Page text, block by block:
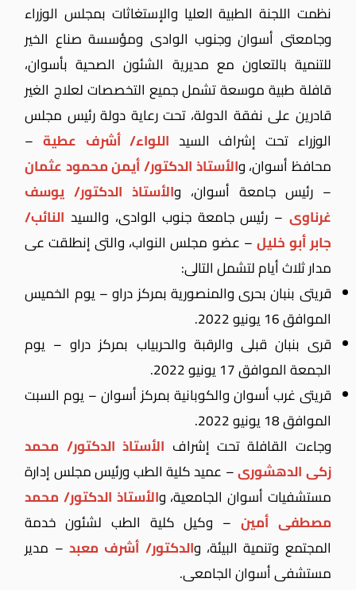
نظمت اللجنة الطبية العليا والإستغاثات بمجلس الوزراء
وجامعتى أسوان وجنوب الوادى ومؤسسة صناع الخير
للتنمية بالتعاون مع مديرية الشئون الصحية بأسوان،
قافلة طبية موسعة تشمل جميع التخصصات لعلاج الغير
قادرين على نفقة الدولة، تحت رعاية دولة رئيس مجلس
الوزراء تحت إشراف السيد اللواء/ أشرف عطية–
محافظ أسوان، والأستاذ الدكتور/ أيمن محمود عثمان
– رئيس جامعة أسوان، والأستاذ الدكتور/ يوسف
غرناوى – رئيس جامعة جنوب الوادى، والسيد النائب/
جابر أبو خليل– عضو مجلس النواب، والتى إنطلقت عى
مدار ثلاث أيام لتشمل التالى:
قريتى بنبان بحرى والمنصورية بمركز دراو – يوم الخميس
الموافق 16 يونيو 2022.
قرى بنبان قبلى والرقبة والحربياب بمركز دراو – يوم
الجمعة الموافق 17 يونيو 2022.
قريتى غرب أسوان والكوبانية بمركز أسوان – يوم السبت
الموافق 18 يونيو 2022.
وجاءت القافلة تحت إشراف الأستاذ الدكتور/ محمد
زكى الدهشورى– عميد كلية الطب ورئيس مجلس إدارة
مستشفيات أسوان الجامعية، والأستاذ الدكتور/ محمد
مصطفى أمين – وكيل كلية الطب لشئون خدمة
المجتمع وتنمية البيئة، والدكتور/ أشرف معبد– مدير
مستشفى أسوان الجامعى.